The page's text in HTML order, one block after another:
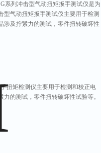
系列冲击型气动扭矩扳手测试仪是为
型气动扭矩扳手测试仪主要用于检测
涉及拧紧力的测试，零件扭转破坏性
扭矩检测仪主要用于检测和校正电
的测试，零件扭转破坏性试验等。